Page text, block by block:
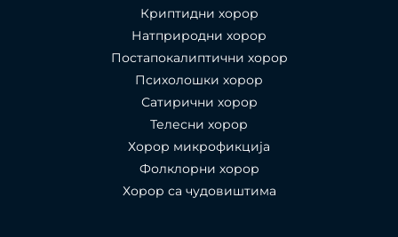
Криптидни хорор
Натприродни хорор
Постапокалиптични хорор
Психолошки хорор
Сатирични хорор
Телесни хорор
Хорор микрофикција
Фолклорни хорор
Хорор са чудовиштима